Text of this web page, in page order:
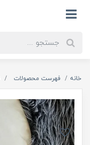
خانه فهرست محصولات